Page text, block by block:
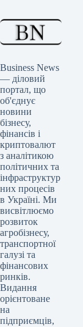
Business News
— діловий
портал, що
об'єднує
новини
бізнесу,
фінансів і
криптовалют
з аналітикою
політичних та
інфраструктур
них процесів
в Україні. Ми
висвітлюємо
розвиток
агробізнесу,
транспортної
галузі та
фінансових
ринків.
Видання
орієнтоване
на
підприємців,